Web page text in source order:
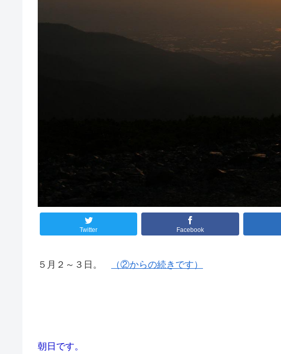
Twitter Facebook
５月２～３日。 （②からの続きです）
朝日です。